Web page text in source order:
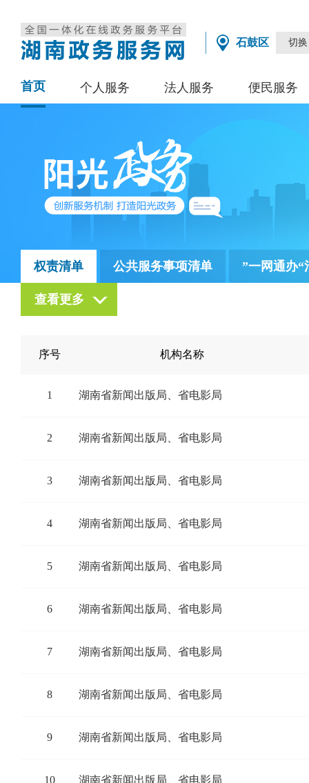
石鼓区 切换
首页 个人服务 法人服务 便民服务
权责清单 公共服务事项清单 ”一网通办“
查看更多